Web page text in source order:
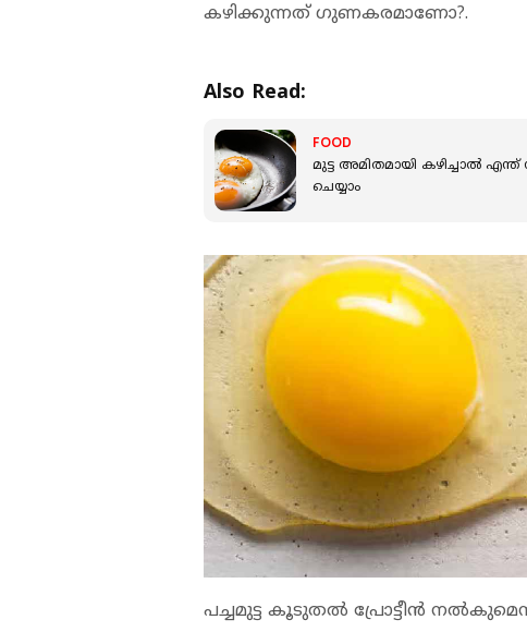
കഴിക്കുന്നത് ഗുണകരമാണോ?.
Also Read:
FOOD
മുട്ട അമിതമായി കഴിച്ചാല്‍
ചെയ്യാം
പച്ചമുട്ട കൂടുതല്‍ പ്രോട്ടീന്‍